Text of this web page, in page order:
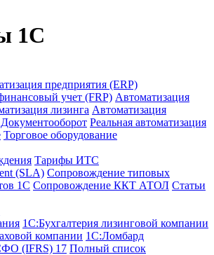
1C
предприятия (ERP)
учет (FRP) Автоматизация
лизинга Автоматизация
Документооборот Реальная автоматизация
Торговое оборудование
Тарифы ИТС
(SLA) Сопровождение типовых
1С Сопровождение ККТ АТОЛ Статьи
1С:Бухгалтерия лизинговой компании
компании 1С:Ломбард
(IFRS) 17 Полный список